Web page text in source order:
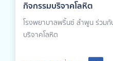
กิจกรรมบริจาคโลหิต
โรงพยาบาลพริ้นซ์ ลำพูน ร่วม
บริจาคโลหิต